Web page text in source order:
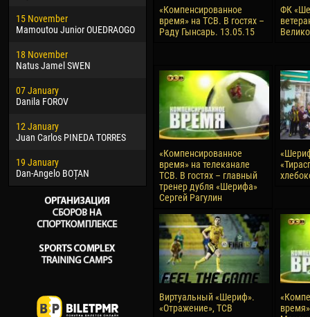
15 November
Mamoutou Junior OUEDRAOGO
18 November
Natus Jamel SWEN
07 January
Danila FOROV
12 January
Juan Carlos PINEDA TORRES
19 January
Dan-Angelo BOȚAN
09 March
Emmanuel AFETSE
22 March
Samba KONÉ
26 March
Vitor Hugo Morais de OLIVEIRA
28 March
Raí LOPES DE OLIVEIRA
24
10
15
Ivan
17
Jair
«Компенсированное
время» на ТСВ. В гостях –
Раду Гынсарь. 13.05.15
ФК
«Компенсированное
время» на телеканале
ТСВ. В гостях – главный
тренер дубля «Шерифа»
Сергей Рагулин
Виртуальный «Шериф».
«Отражение», ТСВ